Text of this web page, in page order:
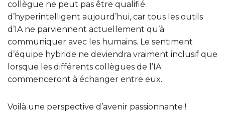
collègue ne peut pas être qualifié
d’hyperintelligent aujourd’hui, car tous les outils
d’IA ne parviennent actuellement qu’à
communiquer avec les humains. Le sentiment
d’équipe hybride ne deviendra vraiment inclusif que
lorsque les différents collègues de l’IA
commenceront à échanger entre eux.
Voilà une perspective d’avenir passionnante !